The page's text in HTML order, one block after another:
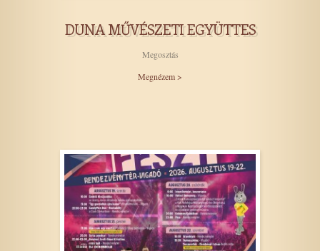
DUNA MŰVÉSZETI EGYÜTTES
Megosztás
Megnézem >